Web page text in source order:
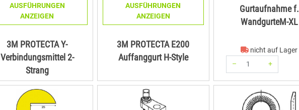
AUSFÜHRUNGEN
ANZEIGEN
3M PROTECTA Y-
Verbindungsmittel 2-
Strang
AUSFÜHRUNGEN
ANZEIGEN
3M PROTECTA E200
Auffanggurt H-Style
Gurtaufnahme f.
WandgurteM-XL
nicht auf Lager
–
+